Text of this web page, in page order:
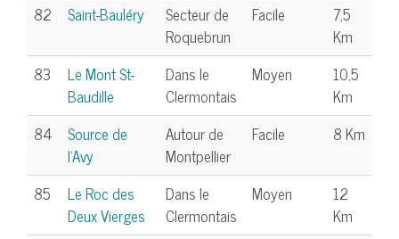
82 Saint-Bauléry
Secteur de
Roquebrun
Facile
7,5
Km
83
Le Mont St-
Baudille
Dans le
Clermontais
Moyen
10,5
Km
84
Source de
l'Avy
Autour de
Montpellier
Facile 8 Km
85
Le Roc des
Deux Vierges
Dans le
Clermontais
Moyen
12
Km